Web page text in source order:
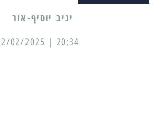
יניב יוסיף-אור
20:34 | 12/02/2025